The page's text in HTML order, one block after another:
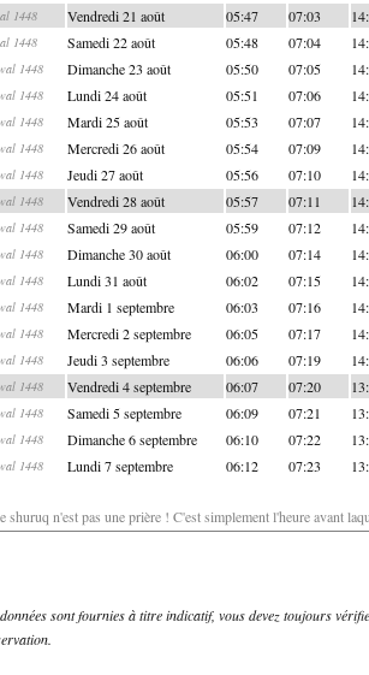
1448 Vendredi 21 août 05:47 07:03
1448 Samedi 22 août 05:48 07:04
1448 Dimanche 23 août 05:50 07:05
1448 Lundi 24 août 05:51 07:06
1448 Mardi 25 août 05:53 07:07
1448 Mercredi 26 août 05:54 07:09
1448 Jeudi 27 août 05:56 07:10
1448 Vendredi 28 août 05:57 07:11
1448 Samedi 29 août 05:59 07:12
1448 Dimanche 30 août 06:00 07:14
1448 Lundi 31 août 06:02 07:15
1448 Mardi 1 septembre 06:03 07:16
1448 Mercredi 2 septembre 06:05 07:17
1448 Jeudi 3 septembre 06:06 07:19
1448 Vendredi 4 septembre 06:07 07:20
1448 Samedi 5 septembre 06:09 07:21
1448 Dimanche 6 septembre 06:10 07:22
1448 Lundi 7 septembre 06:12 07:23
shuruq n'est pas une prière ! C'est simplement l'heure avant
sont fournies à titre indicatif, vous devez toujours